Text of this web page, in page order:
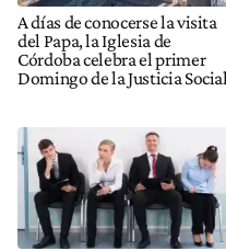
A días de conocerse la visita
del Papa, la Iglesia de
Córdoba celebra el primer
Domingo de la Justicia Social